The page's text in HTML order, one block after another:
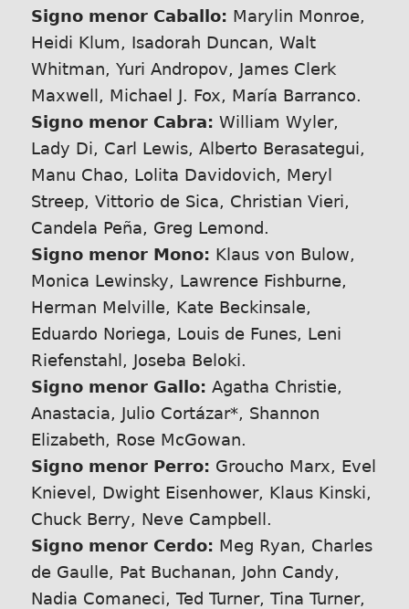
Signo menor Caballo: Marylin Monroe,
Heidi Klum, Isadorah Duncan, Walt
Whitman, Yuri Andropov, James Clerk
Maxwell, Michael J. Fox, María Barranco.
Signo menor Cabra: William Wyler,
Lady Di, Carl Lewis, Alberto Berasategui,
Manu Chao, Lolita Davidovich, Meryl
Streep, Vittorio de Sica, Christian Vieri,
Candela Peña, Greg Lemond.
Signo menor Mono: Klaus von Bulow,
Monica Lewinsky, Lawrence Fishburne,
Herman Melville, Kate Beckinsale,
Eduardo Noriega, Louis de Funes, Leni
Riefenstahl, Joseba Beloki.
Signo menor Gallo: Agatha Christie,
Anastacia, Julio Cortázar*, Shannon
Elizabeth, Rose McGowan.
Signo menor Perro: Groucho Marx, Evel
Knievel, Dwight Eisenhower, Klaus Kinski,
Chuck Berry, Neve Campbell.
Signo menor Cerdo: Meg Ryan, Charles
de Gaulle, Pat Buchanan, John Candy,
Nadia Comaneci, Ted Turner, Tina Turner,